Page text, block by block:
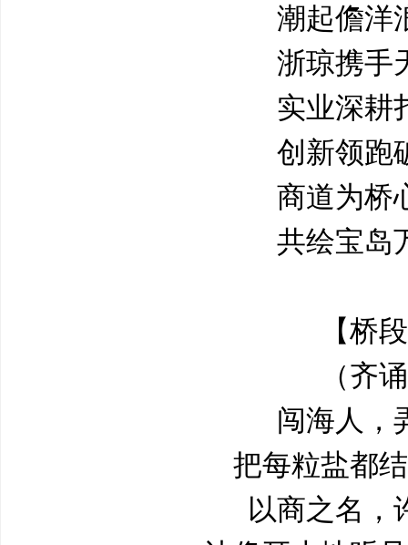
潮起儋洋
浙琼携手
实业深耕
创新领跑
商道为桥
共绘宝岛
【桥
（齐
闯海人，
把每粒盐都
以商之名，